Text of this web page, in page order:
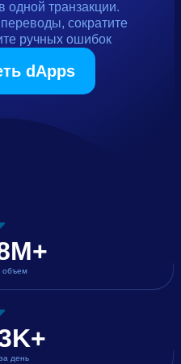
одной транзакции.
сократите
ручных ошибок
dApps
день